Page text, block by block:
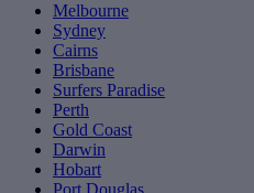
Melbourne
Sydney
Cairns
Brisbane
Surfers Paradise
Perth
Gold Coast
Darwin
Hobart